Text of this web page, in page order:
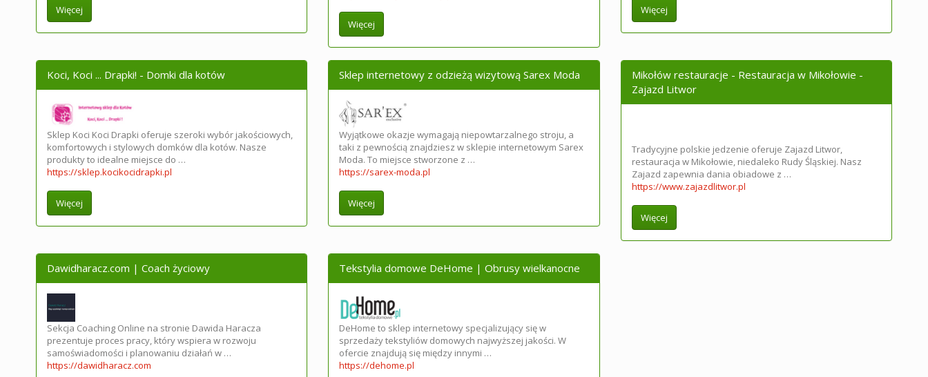
Więcej
Więcej
Więcej
Koci, Koci ... Drapki! - Domki dla kotów
Sklep Koci Koci Drapki oferuje szeroki wybór jakościowych,
komfortowych i stylowych domków dla kotów. Nasze
produkty to idealne miejsce do …
https://sklep.kocikocidrapki.pl
Więcej
Sklep internetowy z odzieżą wizytową Sarex Moda
Wyjątkowe okazje wymagają niepowtarzalnego stroju, a
taki z pewnością znajdziesz w sklepie internetowym Sarex
Moda. To miejsce stworzone z …
https://sarex-moda.pl
Więcej
Mikołów restauracje - Restauracja w Mikołowie -
Zajazd Litwor
Tradycyjne polskie jedzenie oferuje Zajazd Litwor,
restauracja w Mikołowie, niedaleko Rudy Śląskiej. Nasz
Zajazd zapewnia dania obiadowe z …
https://www.zajazdlitwor.pl
Więcej
Dawidharacz.com | Coach życiowy
Sekcja Coaching Online na stronie Dawida Haracza
prezentuje proces pracy, który wspiera w rozwoju
samoświadomości i planowaniu działań w …
https://dawidharacz.com
Tekstylia domowe DeHome | Obrusy wielkanocne
DeHome to sklep internetowy specjalizujący się w
sprzedaży tekstyliów domowych najwyższej jakości. W
ofercie znajdują się między innymi …
https://dehome.pl